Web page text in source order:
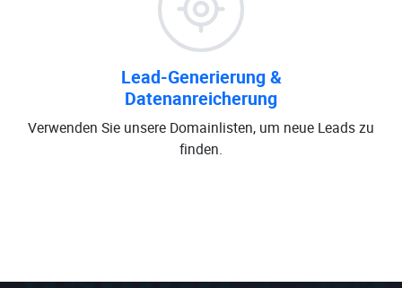
Lead-Generierung &
Datenanreicherung
Verwenden Sie unsere Domainlisten, um neue Leads zu
finden.